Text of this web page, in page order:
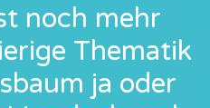
noch mehr
Thematik
ja oder